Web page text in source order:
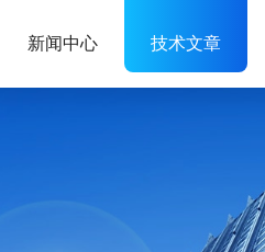
新闻中心 技术文章